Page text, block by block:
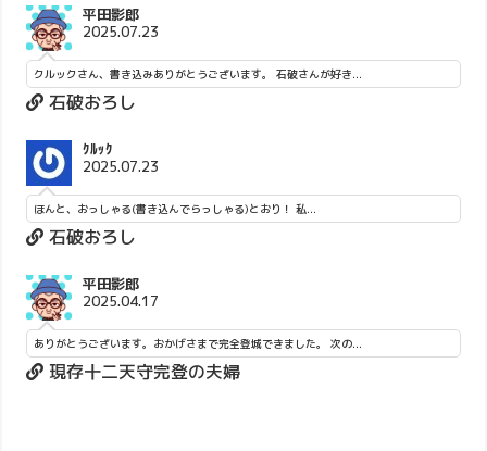
平田影郎
2025.07.23
クルックさん、書き込みありがとうございます。 石破さんが好き...
石破おろし
ｸﾙｯｸ
2025.07.23
ほんと、おっしゃる(書き込んでらっしゃる)とおり！ 私...
石破おろし
平田影郎
2025.04.17
ありがとうございます。おかげさまで完全登城できました。 次の...
現存十二天守完登の夫婦